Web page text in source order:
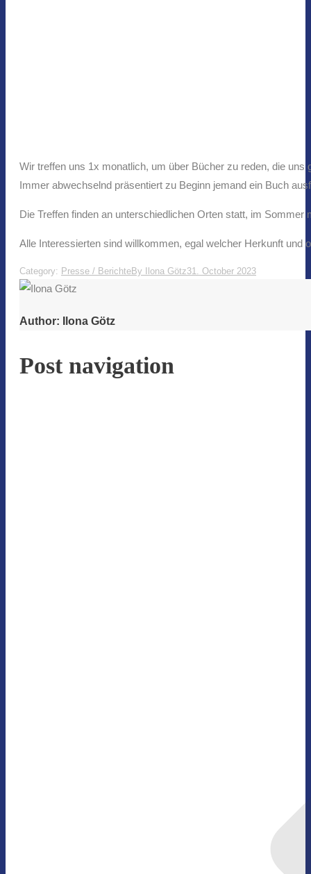
Wir treffen uns 1x monatlich, um über Bücher zu reden, die
Immer abwechselnd präsentiert zu Beginn jemand ein Buch
Die Treffen finden an unterschiedlichen Orten statt, im Sommer
Alle Interessierten sind willkommen, egal welcher Herkunft und
Category: Presse / BerichteBy Ilona Götz31. October 2023
Author: Ilona Götz
Post navigation